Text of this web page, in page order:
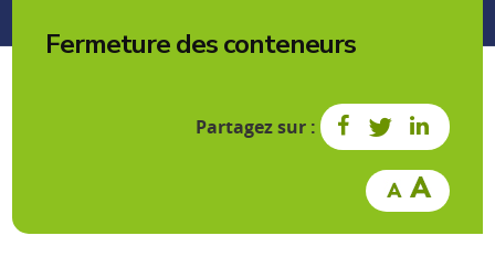
Fermeture des conteneurs
Partagez sur :